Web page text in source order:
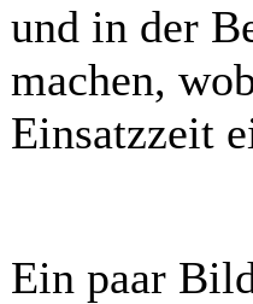
und in der
machen,
Einsatzzeit
Ein paar